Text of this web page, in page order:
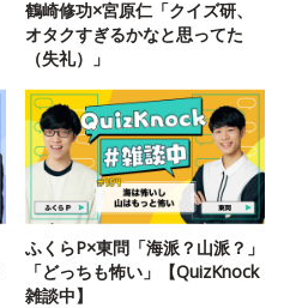
鶴崎修功×宮原仁「クイズ研、
オタクすぎるかなと思ってた
（失礼）」
ふくらP×東問「海派？山派？」
「どっちも怖い」【QuizKnock
雑談中】